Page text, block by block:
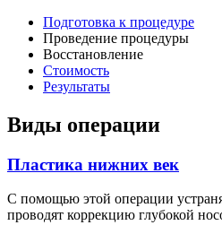
Подготовка к процедуре
Проведение процедуры
Восстановление
Стоимость
Результаты
Виды операции
Пластика нижних век
С помощью этой операции
проводят коррекцию глубокой